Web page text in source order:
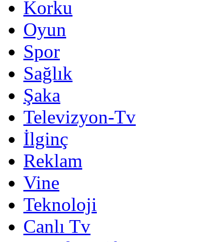
Korku
Oyun
Spor
Sağlık
Şaka
Televizyon-Tv
İlginç
Reklam
Vine
Teknoloji
Canlı Tv